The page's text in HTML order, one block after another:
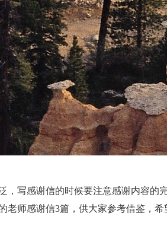
，写感谢信的时候要注意感谢内容的
老师感谢信3篇，供大家参考借鉴，